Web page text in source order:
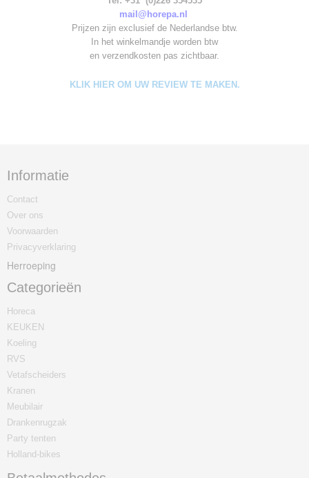
mail@horepa.nl
Prijzen zijn exclusief de Nederlandse btw.
In het winkelmandje worden btw
en verzendkosten pas zichtbaar.
KLIK HIER OM UW REVIEW TE MAKEN.
Informatie
Contact
Over ons
Voorwaarden
Privacyverklaring
Herroeping
Categorieën
Horeca
KEUKEN
Koeling
RVS
Vetafscheiders
Kranen
Meubilair
Drankenrugzak
Party tenten
Holland-bikes